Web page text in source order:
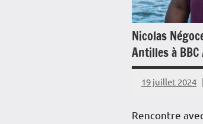
Nicolas
Antilles à
19 juillet 2024
Rencontre